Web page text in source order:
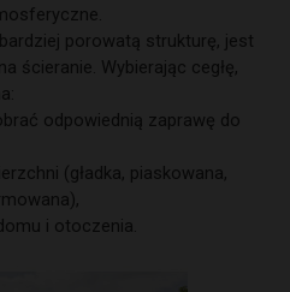
porowatą strukturę, jest
ścieranie. Wybierając cegłę,
odpowiednią zaprawę do
(gładka, piaskowana,
i otoczenia.